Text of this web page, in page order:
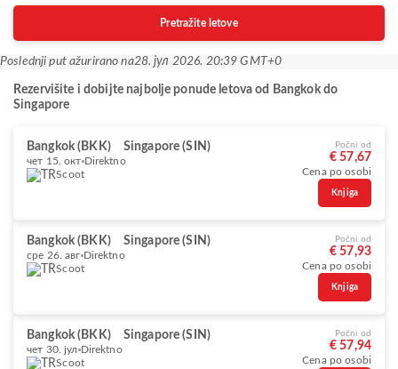
Pretražite letove
Poslednji put ažurirano na28. јул 2026. 20:39 GMT+0
Rezervišite i dobijte najbolje ponude letova od Bangkok do
Singapore
Bangkok (BKK) Singapore (SIN)
чет 15. окт Direktno
Scoot
Počni od
€ 57,67
Cena po osobi
Knjiga
Bangkok (BKK) Singapore (SIN)
сре 26. авг Direktno
Scoot
Počni od
€ 57,93
Cena po osobi
Knjiga
Bangkok (BKK) Singapore (SIN)
чет 30. јул Direktno
Scoot
Počni od
€ 57,94
Cena po osobi